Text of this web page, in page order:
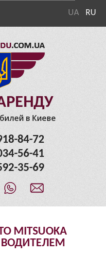
UA RU
в Киеве
84-72
56-41
35-69
MITSUOKA
ВОДИТЕЛЕМ